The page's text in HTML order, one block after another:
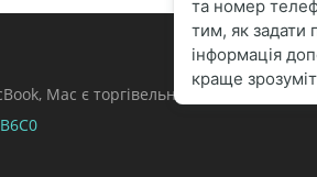
Mac є торгівельними марками Apple